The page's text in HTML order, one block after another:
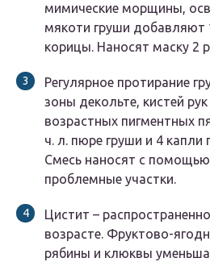
мимические морщины,
мякоти груши добавляют
корицы. Наносят маску 2
Регулярное протирание
зоны декольте, кистей
возрастных пигментных
ч. л. пюре груши и 4 капли
Смесь наносят с
проблемные участки.
Цистит –
возрасте. Фруктово-
рябины и клюквы